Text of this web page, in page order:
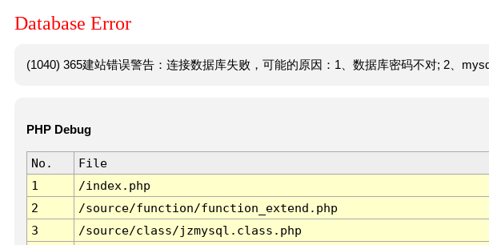
Database Error
(1040) 365建站错误警告：连接数据库失败，可能的原因：1、数据库密码不对; 2、
PHP Debug
No. File
1
/index.php
2
/source/function/function_extend.php
3
/source/class/jzmysql.class.php